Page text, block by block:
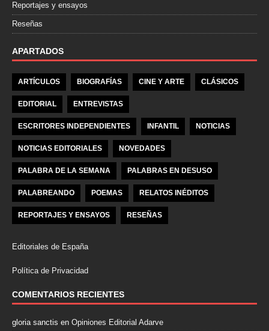
Reportajes y ensayos
Reseñas
APARTADOS
ARTÍCULOS BIOGRAFÍAS CINE Y ARTE CLÁSICOS
EDITORIAL ENTREVISTAS
ESCRITORES INDEPENDIENTES INFANTIL NOTICIAS
NOTICIAS EDITORIALES NOVEDADES
PALABRA DE LA SEMANA PALABRAS EN DESUSO
PALABREANDO POEMAS RELATOS INÉDITOS
REPORTAJES Y ENSAYOS RESEÑAS
Editoriales de España
Política de Privacidad
COMENTARIOS RECIENTES
gloria sanctis en Opiniones Editorial Adarve